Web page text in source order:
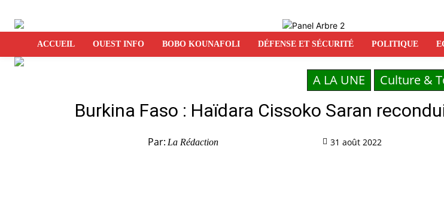
ACCUEIL OUEST INFO BOBO KOUNAFOLI DÉFENSE ET SÉCURITÉ POLITIQUE
A LA UNE Culture &
Burkina Faso : Haïdara Cissoko Saran
Par: La Rédaction 31 août 2022